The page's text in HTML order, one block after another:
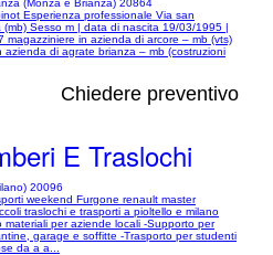
(Monza e Brianza) 20864
Esperienza professionale Via san
Sesso m | data di nascita 19/03/1995 |
magazziniere in azienda di arcore – mb (vts)
di agrate brianza – mb (costruzioni
Chiedere preventivo
E Traslochi
20096
weekend Furgone renault master
traslochi e trasporti a pioltello e milano
materiali per aziende locali -Supporto per
garage e soffitte -Trasporto per studenti
da a a...